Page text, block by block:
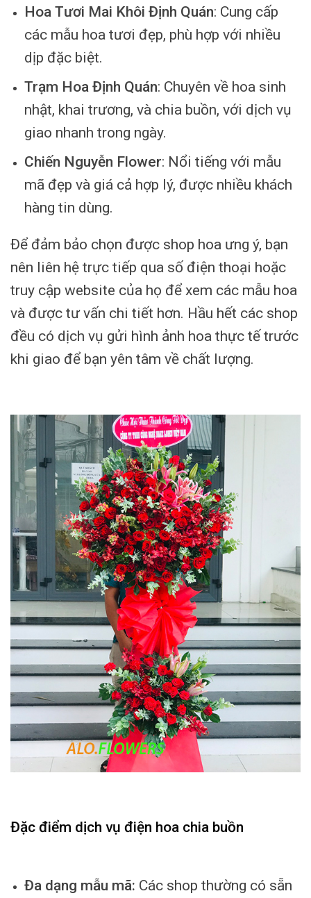
Hoa Tươi Mai Khôi Định Quán: Cung cấp
các mẫu hoa tươi đẹp, phù hợp với nhiều
dịp đặc biệt.
Trạm Hoa Định Quán: Chuyên về hoa sinh
nhật, khai trương, và chia buồn, với dịch vụ
giao nhanh trong ngày.
Chiến Nguyễn Flower: Nổi tiếng với mẫu
mã đẹp và giá cả hợp lý, được nhiều khách
hàng tin dùng.
Để đảm bảo chọn được shop hoa ưng ý, bạn
nên liên hệ trực tiếp qua số điện thoại hoặc
truy cập website của họ để xem các mẫu hoa
và được tư vấn chi tiết hơn. Hầu hết các shop
đều có dịch vụ gửi hình ảnh hoa thực tế trước
khi giao để bạn yên tâm về chất lượng.
Đặc điểm dịch vụ điện hoa chia buồn
Đa dạng mẫu mã: Các shop thường có sẵn